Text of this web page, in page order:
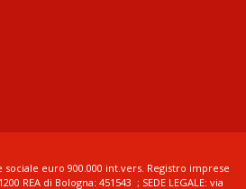
sociale euro 900.000 int.vers. Registro imprese
REA di Bologna: 451543 ; SEDE LEGALE: via